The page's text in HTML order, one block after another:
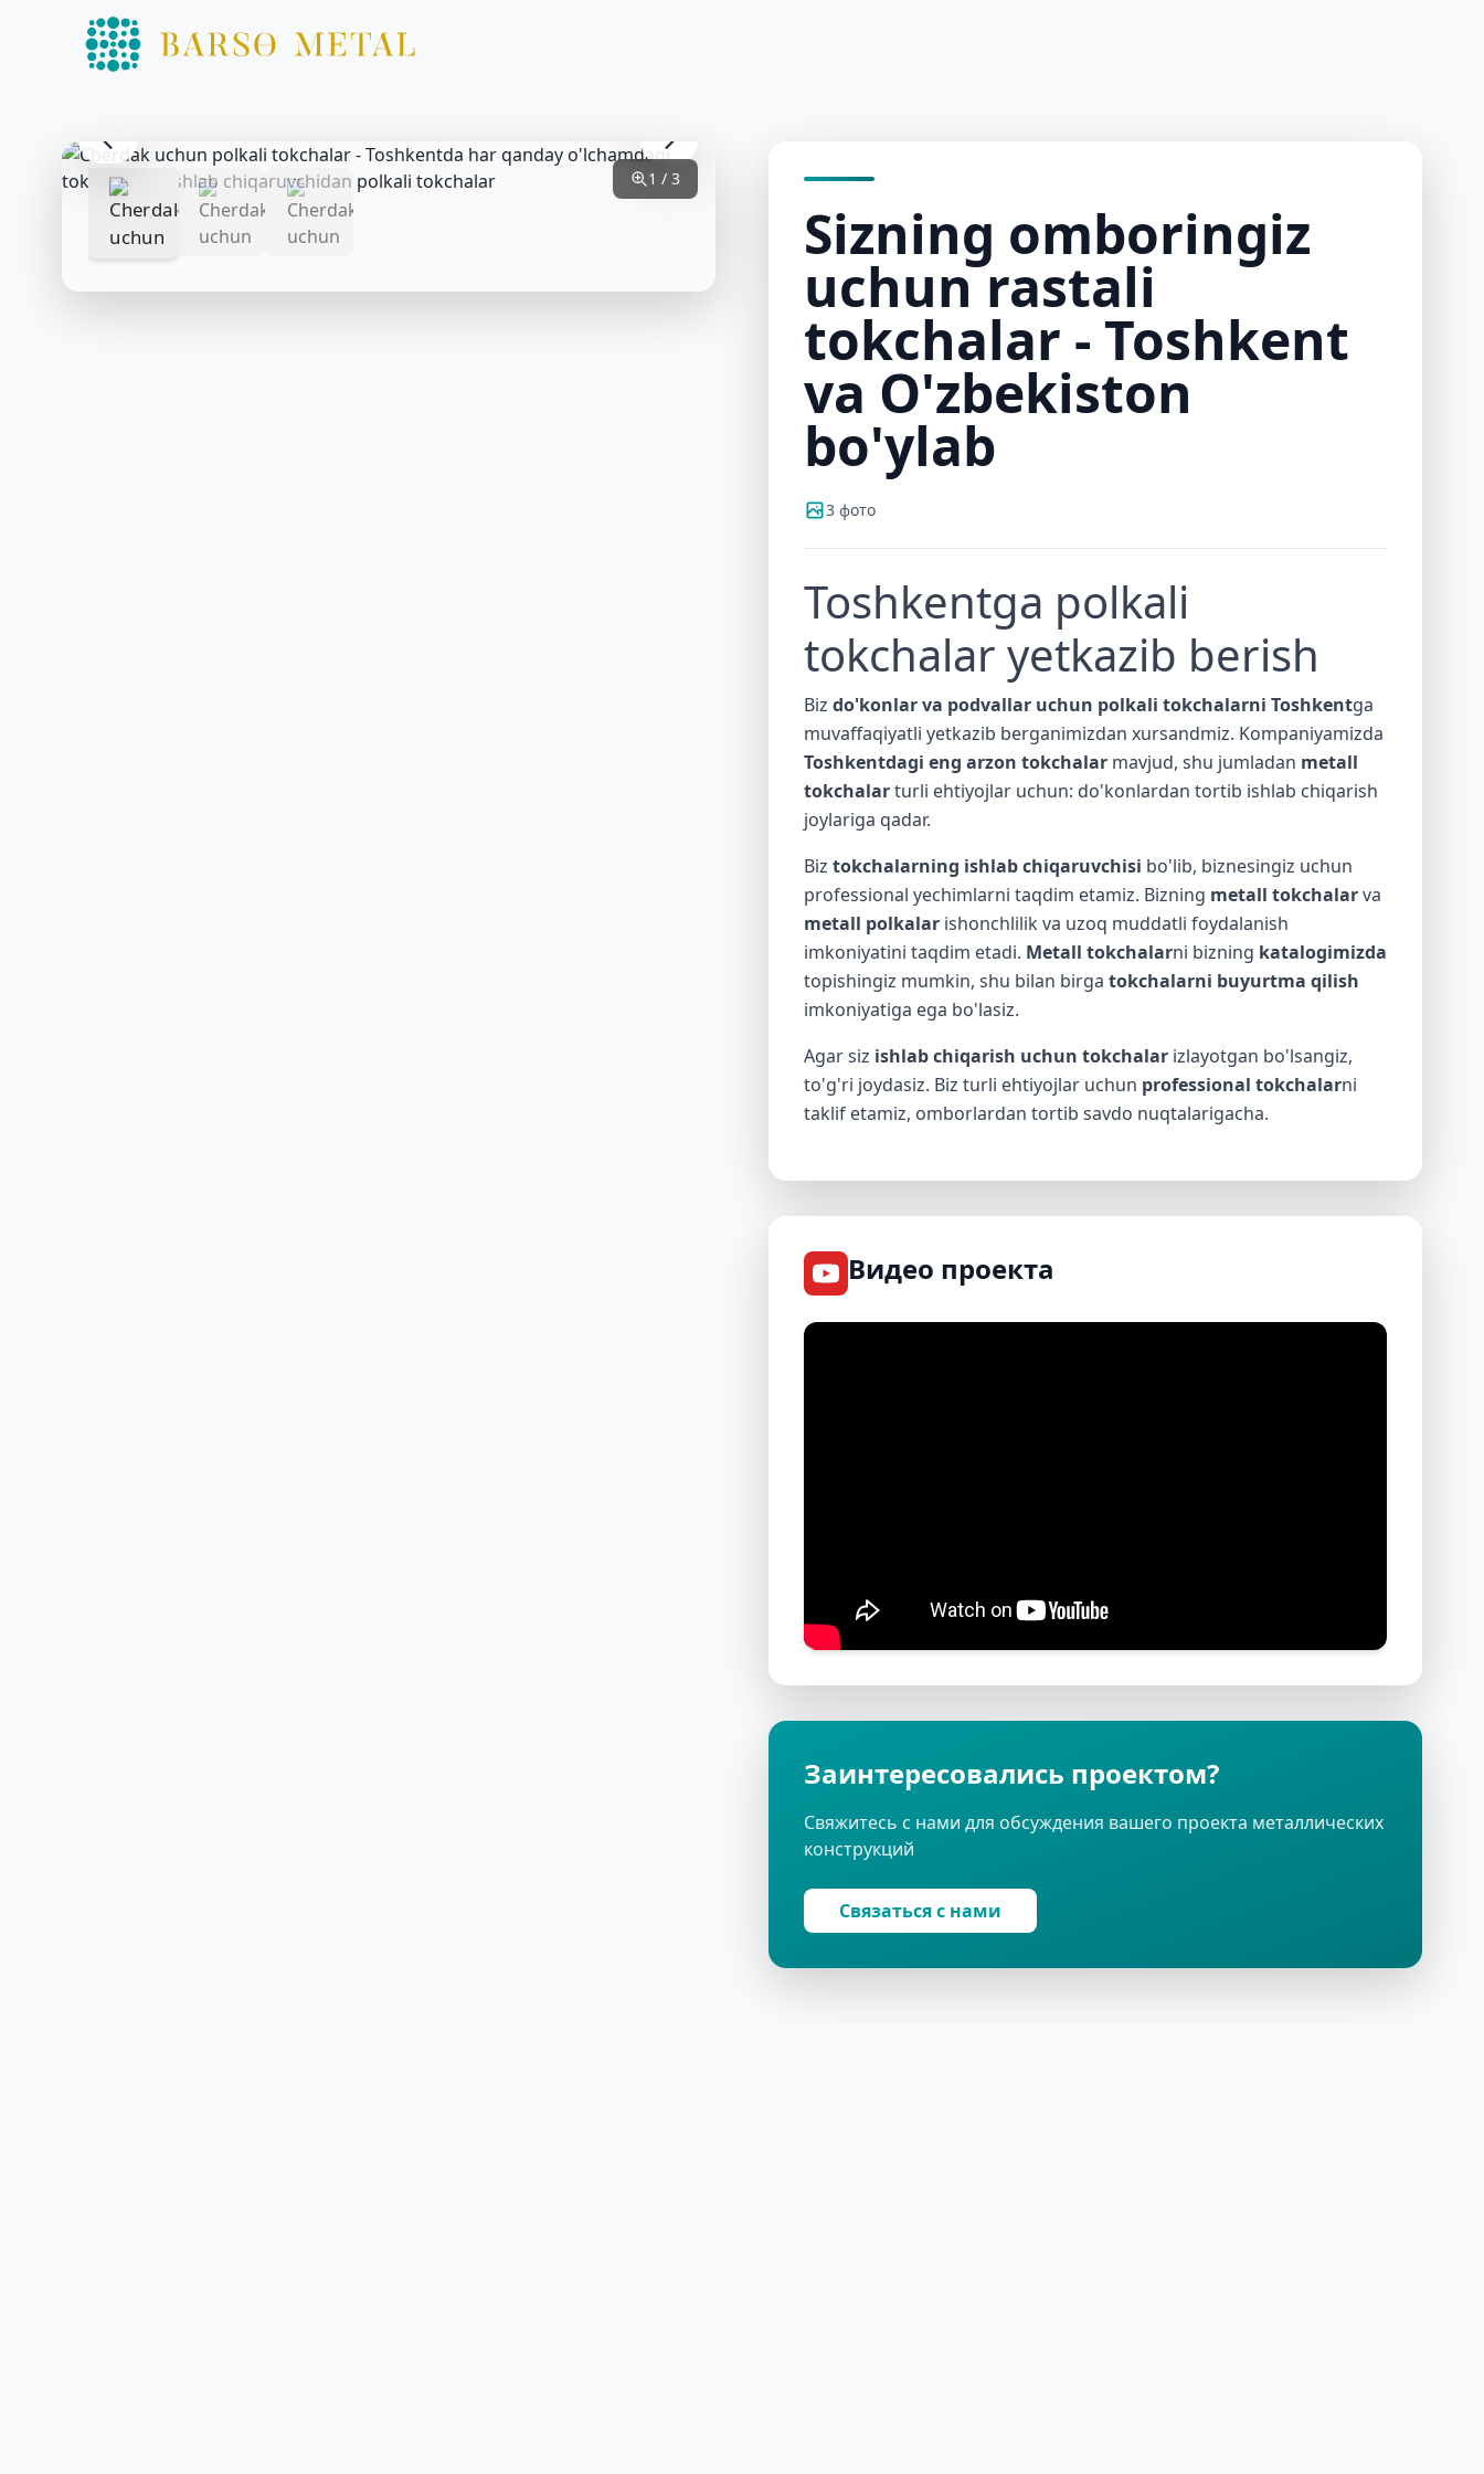
1 / 3
Sizning omboringiz
uchun rastali
tokchalar - Toshkent
va O'zbekiston
bo'ylab
3 фото
Toshkentga polkali
tokchalar yetkazib berish
Biz do'konlar va podvallar uchun polkali tokchalarni Toshkentga
muvaffaqiyatli yetkazib berganimizdan xursandmiz. Kompaniyamizda
Toshkentdagi eng arzon tokchalar mavjud, shu jumladan metall
tokchalarturli ehtiyojlar uchun: do'konlardan tortib ishlab chiqarish
joylariga qadar.
Biz tokchalarning ishlab chiqaruvchisi bo'lib, biznesingiz uchun
professional yechimlarni taqdim etamiz. Bizning metall tokchalarva
metall polkalar ishonchlilik va uzoq muddatli foydalanish
imkoniyatini taqdim etadi. Metall tokchalarni bizning katalogimizda
topishingiz mumkin, shu bilan birga tokchalarni buyurtma qilish
imkoniyatiga ega bo'lasiz.
Agar siz ishlab chiqarish uchun tokchalar izlayotgan bo'lsangiz,
to'g'ri joydasiz. Biz turli ehtiyojlar uchun professional tokchalarni
taklif etamiz, omborlardan tortib savdo nuqtalarigacha.
Видео проекта
Заинтересовались проектом?
Свяжитесь с нами для обсуждения вашего проекта металлических
конструкций
Связаться с нами